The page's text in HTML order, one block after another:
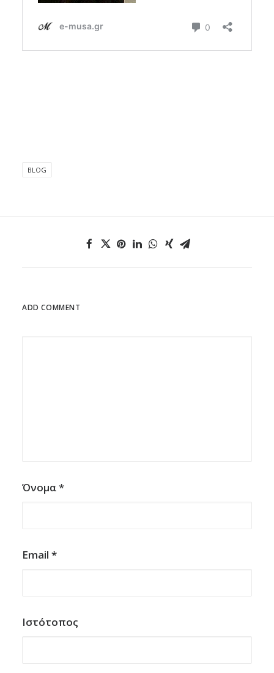
BLOG
ADD COMMENT
Όνομα*
Email *
Ιστότοπος